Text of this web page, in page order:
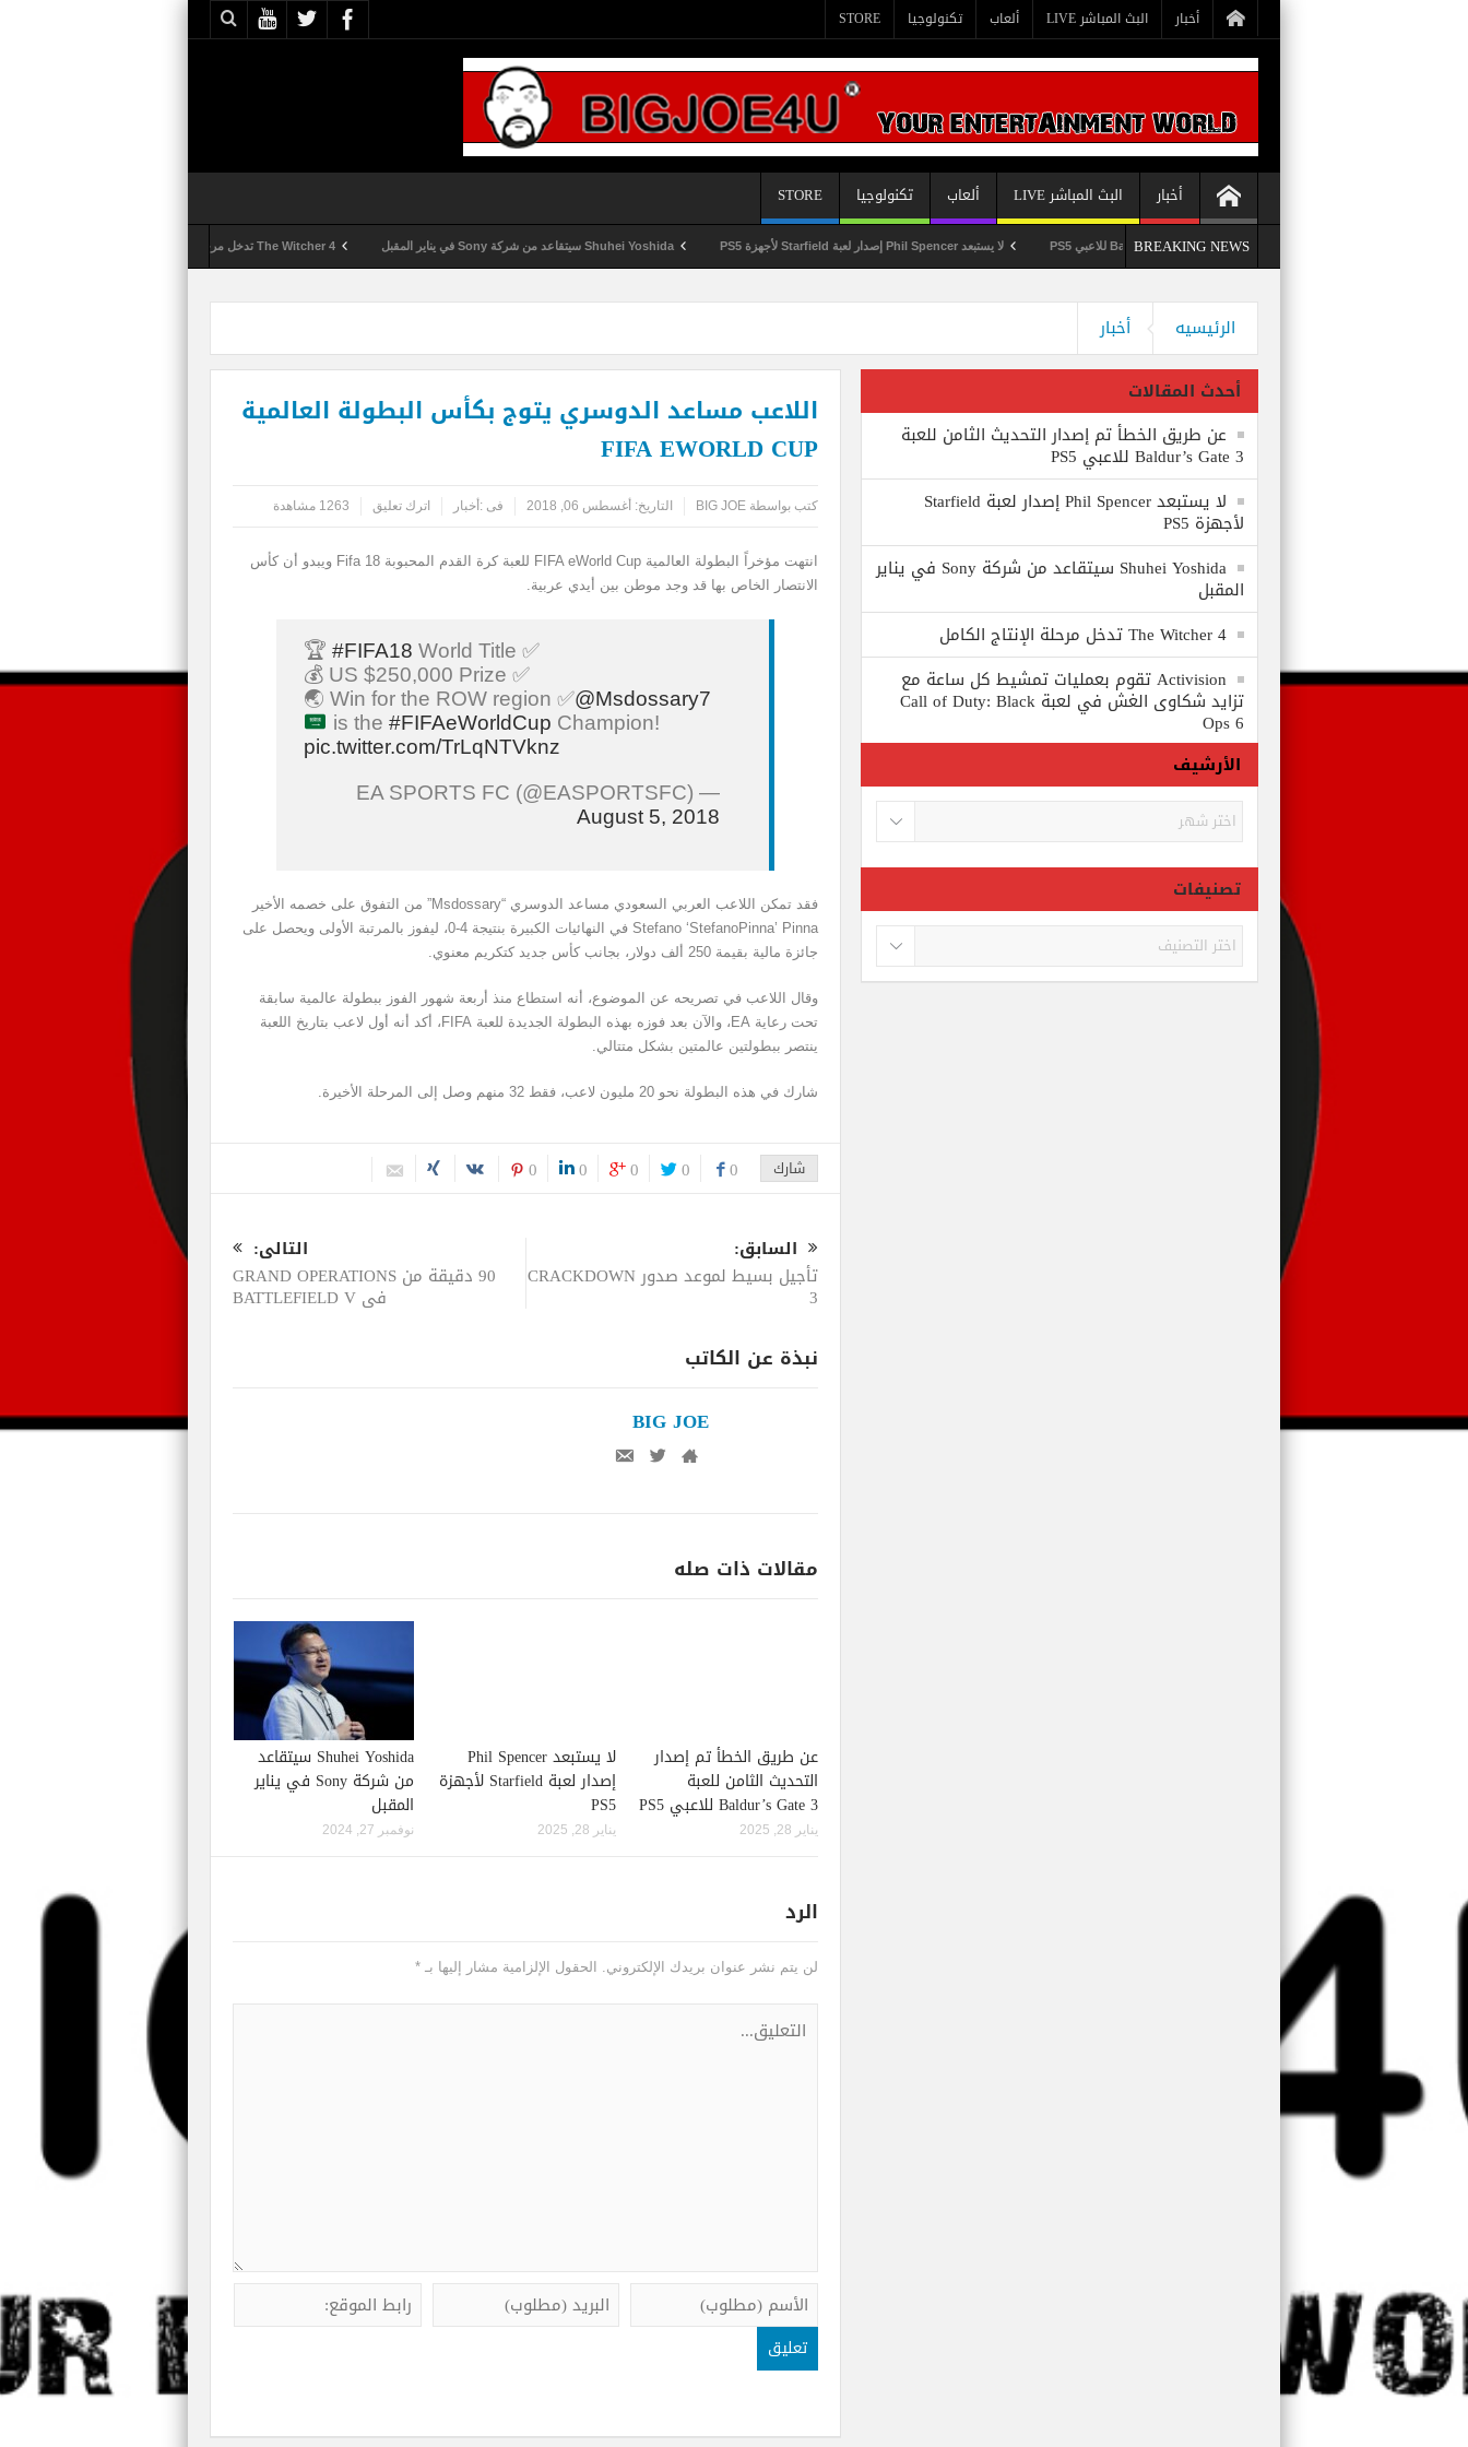
أخبار البث المباشر LIVE ألعاب تكنولوجيا STORE
أخبار البث المباشر LIVE ألعاب تكنولوجيا
STORE
BREAKING NEWSعن طريق الخطأ تم إصدار التحديث الثامن للعبة Baldur’s Gate 3 للاعبي PS5 لا يستبعد Phil Spencer إصدار لعبة Starfield لأجهزة PS5 Shuhei Yoshida سيتقاعد من شركة Sony في يناير المقبل The Witcher 4 تدخل مرحلة الإنتاج الكامل
الرئيسيه أخبار
اللاعب مساعد الدوسري يتوج بكأس البطولة العالمية
FIFA EWORLD CUP
كتب بواسطة BIG JOE التاريخ: أغسطس 06, 2018 فى : أخبار اترك تعليق 1263 مشاهدة
انتهت مؤخراً البطولة العالمية FIFA eWorld Cup للعبة كرة القدم المحبوبة Fifa 18 ويبدو أن كأس
الانتصار الخاص بها قد وجد موطن بين أيدي عربية.
🏆 #FIFA18 World Title ✅
💰 US $250,000 Prize ✅
🌏 Win for the ROW region ✅@Msdossary7
is the #FIFAeWorldCup Champion!
pic.twitter.com/TrLqNTVknz
— EA SPORTS FC (@EASPORTSFC)
August 5, 2018
فقد تمكن اللاعب العربي السعودي مساعد الدوسري “Msdossary” من التفوق على خصمه الأخير
Stefano ‘StefanoPinna’ Pinna في النهائيات الكبيرة بنتيجة 4-0، ليفوز بالمرتبة الأولى ويحصل على
جائزة مالية بقيمة 250 ألف دولار، بجانب كأس جديد كتكريم معنوي.
وقال اللاعب في تصريحه عن الموضوع، أنه استطاع منذ أربعة شهور الفوز ببطولة عالمية سابقة
تحت رعاية EA، والآن بعد فوزه بهذه البطولة الجديدة للعبة FIFA، أكد أنه أول لاعب بتاريخ اللعبة
ينتصر ببطولتين عالمتين بشكل متتالي.
شارك في هذه البطولة نحو 20 مليون لاعب، فقط 32 منهم وصل إلى المرحلة الأخيرة.
شارك 0
0
0
0
0
السابق:
تأجيل بسيط لموعد صدور CRACKDOWN
3
التالى:
90 دقيقة من GRAND OPERATIONS
في BATTLEFIELD V
نبذة عن الكاتب
BIG JOE
مقالات ذات صله
عن طريق الخطأ تم إصدار
التحديث الثامن للعبة
Baldur’s Gate 3 للاعبي PS5
يناير 28, 2025
لا يستبعد Phil Spencer
إصدار لعبة Starfield لأجهزة
PS5
يناير 28, 2025
Shuhei Yoshida سيتقاعد
من شركة Sony في يناير
المقبل
نوفمبر 27, 2024
الرد
لن يتم نشر عنوان بريدك الإلكتروني. الحقول الإلزامية مشار إليها بـ *
أحدث المقالات
عن طريق الخطأ تم إصدار التحديث الثامن للعبة
Baldur’s Gate 3 للاعبي PS5
لا يستبعد Phil Spencer إصدار لعبة Starfield
لأجهزة PS5
Shuhei Yoshida سيتقاعد من شركة Sony في يناير
المقبل
The Witcher 4 تدخل مرحلة الإنتاج الكامل
Activision تقوم بعمليات تمشيط كل ساعة مع
تزايد شكاوى الغش في لعبة Call of Duty: Black
Ops 6
الأرشيف
الأرشيف
تصنيفات
تصنيفات